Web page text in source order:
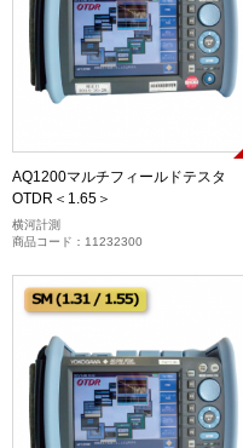
AQ1200マルチフィールドテスタ
OTDR＜1.65＞
横河計測
商品コード：11232300